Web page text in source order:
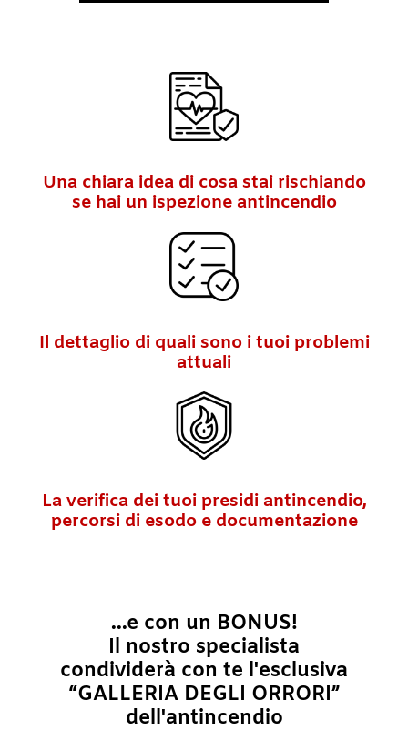
Una chiara idea di cosa stai rischiando
se hai un ispezione antincendio
Il dettaglio di quali sono i tuoi problemi
attuali
La verifica dei tuoi presidi antincendio,
percorsi di esodo e documentazione
...e con un BONUS!
Il nostro specialista
condividerà con te l'esclusiva
“GALLERIA DEGLI ORRORI”
dell'antincendio